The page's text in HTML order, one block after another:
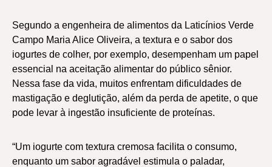
Segundo a engenheira de alimentos da Laticínios Verde
Campo Maria Alice Oliveira, a textura e o sabor dos
iogurtes de colher, por exemplo, desempenham um papel
essencial na aceitação alimentar do público sênior.
Nessa fase da vida, muitos enfrentam dificuldades de
mastigação e deglutição, além da perda de apetite, o que
pode levar à ingestão insuficiente de proteínas.
“Um iogurte com textura cremosa facilita o consumo,
enquanto um sabor agradável estimula o paladar,